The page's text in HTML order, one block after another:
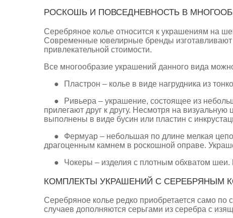
РОСКОШЬ И ПОВСЕДНЕВНОСТЬ В
Серебряное колье относится к украшениям на
Современные ювелирные бренды изготавливают
привлекательной стоимости.
Все многообразие украшений данного вида
●
Пластрон – колье в виде нагрудника из
●
Ривьера – украшение, состоящее из
прилегают друг к другу. Несмотря на
выполнены в виде бусин или пластин с
●
Фермуар – небольшая по длине мелкая
драгоценным камнем в роскошной оправе.
●
Чокеры – изделия с плотным обхватом
КОМПЛЕКТЫ УКРАШЕНИЙ С СЕРЕБРЯНЫМ
Серебряное колье редко приобретается само по
случаев дополняются серьгами из серебра с